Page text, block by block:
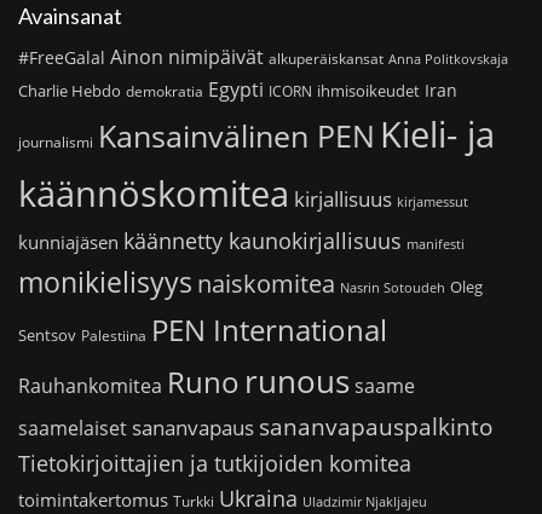
Avainsanat
#FreeGalal Ainon nimipäivät alkuperäiskansat Anna Politkovskaja
Charlie Hebdo demokratia Egypti ICORN ihmisoikeudet Iran
journalismi Kansainvälinen PEN Kieli- ja
käännöskomitea kirjallisuus kirjamessut
kunniajäsen käännetty kaunokirjallisuus manifesti
monikielisyys naiskomitea Nasrin Sotoudeh Oleg
Sentsov Palestiina PEN International
Rauhankomitea Runo runoussaame
saamelaiset sananvapaus sananvapauspalkinto
Tietokirjoittajien ja tutkijoiden komitea
toimintakertomus Turkki Ukraina Uladzimir Njakljajeu